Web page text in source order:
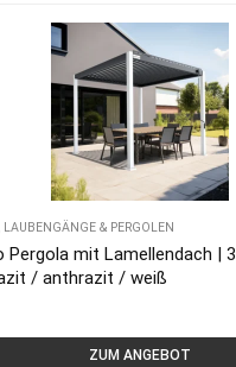
& PERGOLEN
Pergola mit Lamellendach | 3
/ anthrazit / weiß
ZUM ANGEBOT